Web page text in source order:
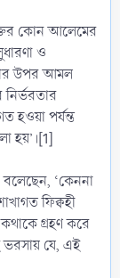
কোন আলেমের
ও
উপর আমল
হওয়া পর্যন্ত
হয়’।[1]
বলেছেন, ‘কেননা
ফিক্বহী
গ্রহণ করে
যে, এই